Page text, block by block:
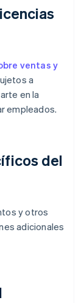
ventas y
a
en la
empleados.
del
y otros
adicionales